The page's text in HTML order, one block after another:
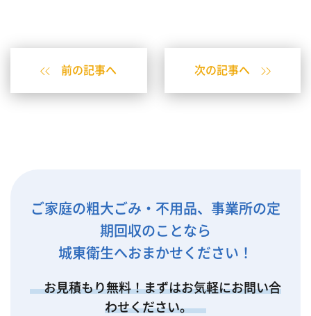
前の記事へ 次の記事へ
ご家庭の粗大ごみ・不用品、事業所の定
期回収のことなら
城東衛生へおまかせください！
お見積もり無料！まずはお気軽にお問い合
わせください。